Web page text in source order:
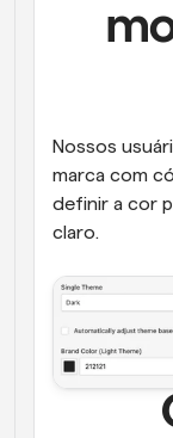
Nossos
marca com
definir a cor
claro.